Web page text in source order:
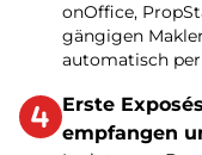
onOffice,
gängigen
automatisch per
Erste
empfangen